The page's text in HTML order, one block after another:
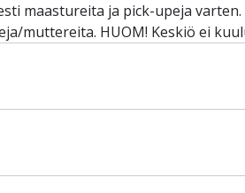
maastureita ja pick-upeja
muttereita. HUOM! Keskiö ei